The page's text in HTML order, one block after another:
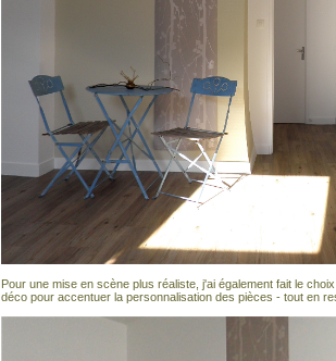
Pour une mise en scène plus réaliste, j'ai également fait le
déco pour accentuer la personnalisation des pièces - tout en